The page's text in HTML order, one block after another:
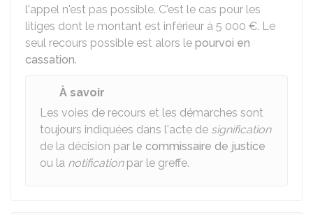
l'appel n'est pas possible. C'est le cas pour les
litiges dont le montant est inférieur à 5 000 €. Le
seul recours possible est alors le pourvoi en
cassation.
À savoir
Les voies de recours et les démarches sont
toujours indiquées dans l'acte de signification
de la décision par le commissaire de justice
ou la notificationpar le greffe.